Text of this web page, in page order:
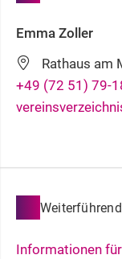
Emma Zoller
Rathaus am
+49 (72 51) 79-
Informationen